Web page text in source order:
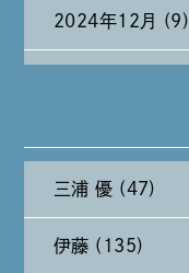
2024年12月 (9)
2024年9月 (11)
2024年8月 (11)
三浦 優 (47)
伊藤 (135)